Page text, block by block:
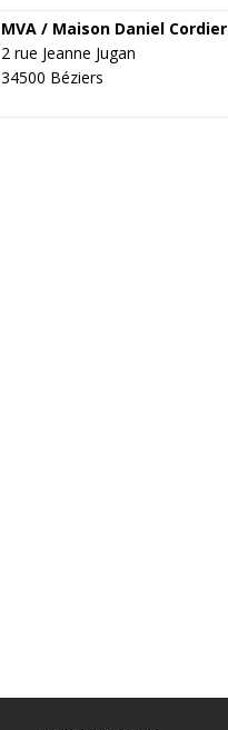
MVA / Maison Daniel Cordier
2 rue Jeanne Jugan
34500 Béziers